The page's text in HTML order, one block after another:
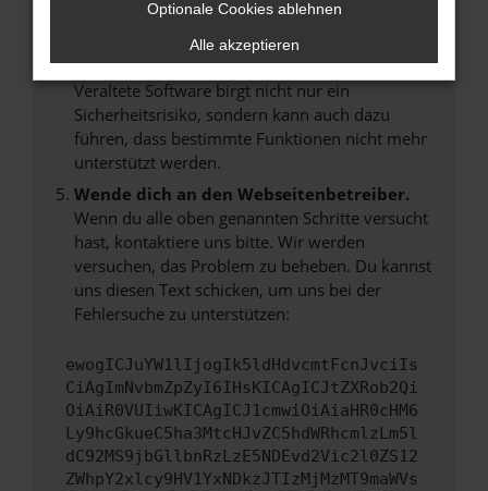
Stelle sicher, dass dein Browser und dein
Betriebssystem auf dem neuesten Stand
sind.
Veraltete Software birgt nicht nur ein
Sicherheitsrisiko, sondern kann auch dazu
führen, dass bestimmte Funktionen nicht mehr
unterstützt werden.
Wende dich an den Webseitenbetreiber.
Wenn du alle oben genannten Schritte versucht
hast, kontaktiere uns bitte. Wir werden
versuchen, das Problem zu beheben. Du kannst
uns diesen Text schicken, um uns bei der
Fehlersuche zu unterstützen:
ewogICJuYW1lIjogIk5ldHdvcmtFcnJvciIs
CiAgImNvbmZpZyI6IHsKICAgICJtZXRob2Qi
OiAiR0VUIiwKICAgICJ1cmwiOiAiaHR0cHM6
Ly9hcGkueC5ha3MtcHJvZC5hdWRhcmlzLm5l
dC92MS9jbGllbnRzLzE5NDEvd2Vic2l0ZS12
ZWhpY2xlcy9HV1YxNDkzJTIzMjMzMT9maWVs
Optionale Cookies ablehnen
Alle akzeptieren